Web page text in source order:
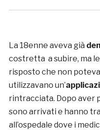
La 18enne aveva già
costretta a subire, ma
risposto che non
utilizzavano un’
rintracciata. Dopo aver
sono arrivati e hanno
all’ospedale dove i